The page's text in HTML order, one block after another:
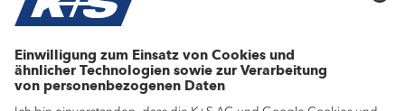
Stellenangebote
Wachstumsprojekte
Innovation